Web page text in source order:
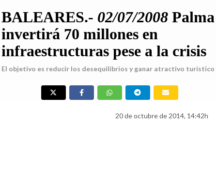
BALEARES.- 02/07/2008 Palma
invertirá 70 millones en
infraestructuras pese a la crisis
El objetivo es reducir los desequilibrios y ganar atractivo turístico
20 de octubre de 2014, 14:42h